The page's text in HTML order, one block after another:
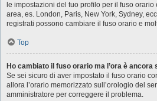
le impostazioni del tuo profilo per il fuso
area, es. London, Paris, New York, Sydney,
registrati possono cambiare il fuso orario e
Top
Ho cambiato il fuso orario ma l’ora è ancora
Se sei sicuro di aver impostato il fuso orario
allora l’orario memorizzato sull’orologio del
amministratore per correggere il problema.